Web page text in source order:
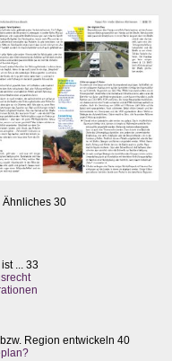
Ähnliches 30
... 33
Region entwickeln 40